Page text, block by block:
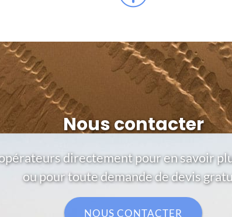
Nous contacter
directement pour en savoir
ou pour toute demande de devis
NOUS CONTACTER